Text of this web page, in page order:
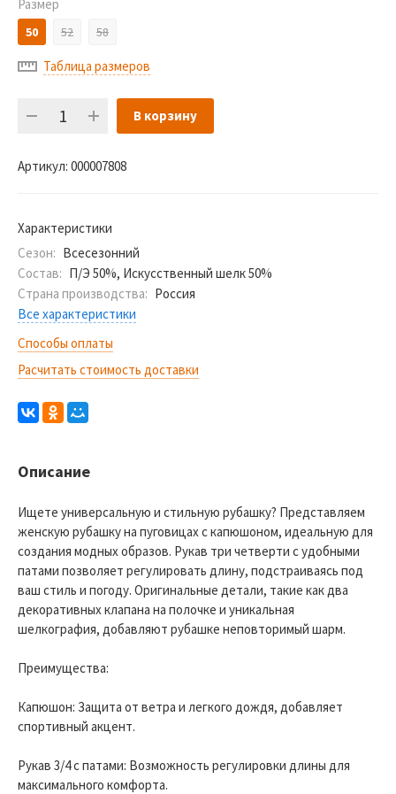
Размер
50 52 58
Таблица размеров
В корзину
Артикул: 000007808
Характеристики
Сезон: Всесезонний
Состав: П/Э 50%, Искусственный шелк 50%
Страна производства: Россия
Все характеристики
Способы оплаты
Расчитать стоимость доставки
Описание
Ищете универсальную и стильную рубашку? Представляем
женскую рубашку на пуговицах с капюшоном, идеальную для
создания модных образов. Рукав три четверти с удобными
патами позволяет регулировать длину, подстраиваясь под
ваш стиль и погоду. Оригинальные детали, такие как два
декоративных клапана на полочке и уникальная
шелкография, добавляют рубашке неповторимый шарм.
Преимущества:
Капюшон: Защита от ветра и легкого дождя, добавляет
спортивный акцент.
Рукав 3/4 с патами: Возможность регулировки длины для
максимального комфорта.